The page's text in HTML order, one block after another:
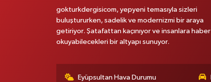
gokturkdergisicom, yepyeni temasıyla sizleri
buluştururken, sadelik ve modernizmi bir araya
getiriyor. Şatafattan kaçınıyor ve insanlara haber
okuyabilecekleri bir altyapı sunuyor.
Eyüpsultan Hava Durumu